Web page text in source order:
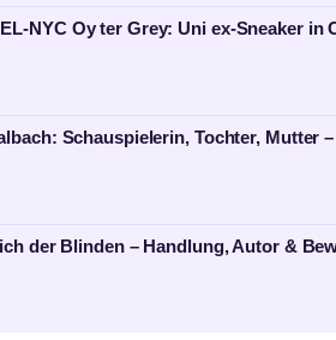
NYC Oy ter Grey: Uni ex-Sneaker in
Schauspielerin, Tochter, Mutter
der Blinden – Handlung, Autor &